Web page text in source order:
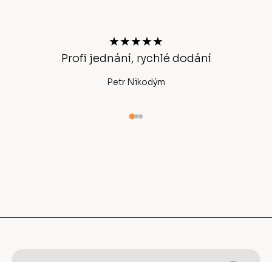
★★★★★
Profi jednání, rychlé dodání
Petr Nikodým